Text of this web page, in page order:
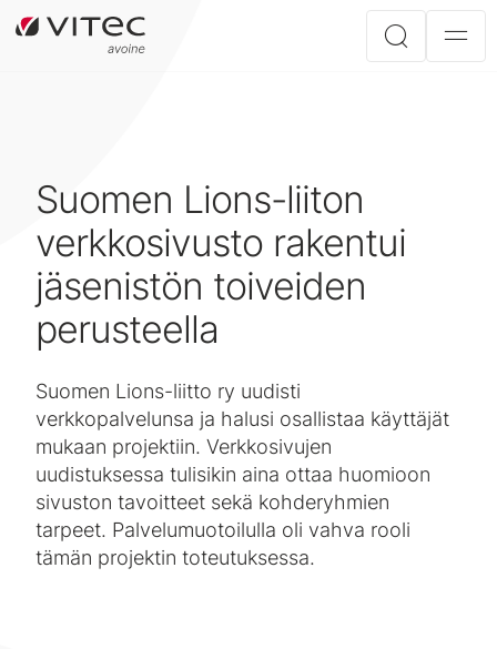
Suomen Lions-liiton
verkkosivusto rakentui
jäsenistön toiveiden
perusteella
Suomen Lions-liitto ry uudisti
verkkopalvelunsa ja halusi osallistaa käyttäjät
mukaan projektiin. Verkkosivujen
uudistuksessa tulisikin aina ottaa huomioon
sivuston tavoitteet sekä kohderyhmien
tarpeet. Palvelumuotoilulla oli vahva rooli
tämän projektin toteutuksessa.